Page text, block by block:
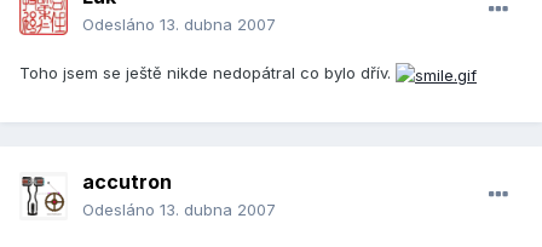
Odesláno 13. dubna 2007
Toho jsem se ještě nikde nedopátral co bylo dřív.
accutron
Odesláno 13. dubna 2007